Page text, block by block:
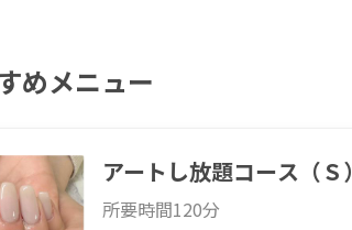
めメニュー
アートし放題コース（Ｓ）
所要時間120分